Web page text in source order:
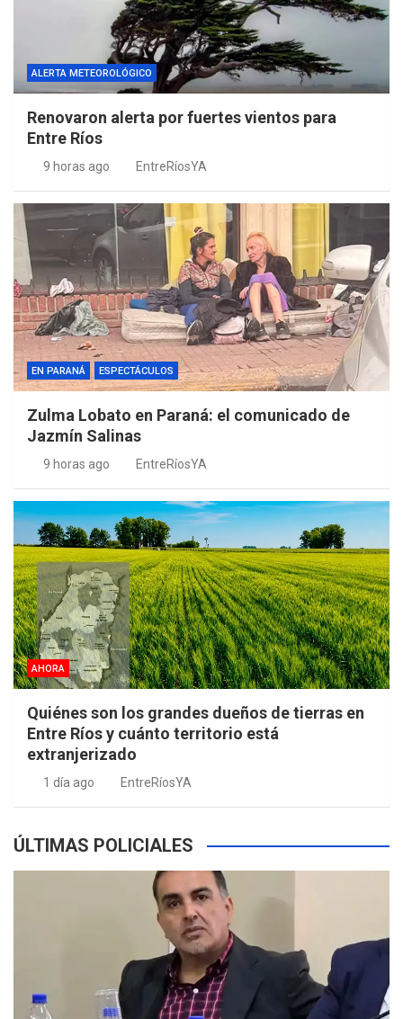
ALERTA METEOROLÓGICO
Renovaron alerta por fuertes vientos para
Entre Ríos
9 horas ago EntreRíosYA
EN PARANÁ ESPECTÁCULOS
Zulma Lobato en Paraná: el comunicado de
Jazmín Salinas
9 horas ago EntreRíosYA
AHORA
Quiénes son los grandes dueños de tierras en
Entre Ríos y cuánto territorio está
extranjerizado
1 día ago EntreRíosYA
ÚLTIMAS POLICIALES